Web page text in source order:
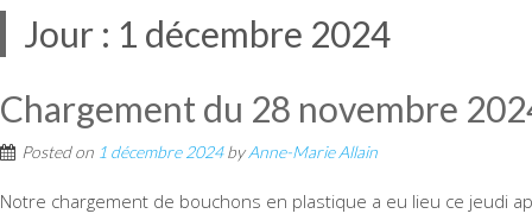
Jour : 1 décembre 2024
Chargement du 28 novembre
Posted on 1 décembre 2024byAnne-Marie Allain
Notre chargement de bouchons en plastique a eu lieu ce jeudi